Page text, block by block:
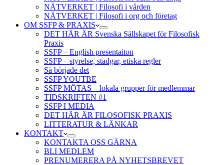
NÄTVERKET | Filosofi i vården
NÄTVERKET | Filosofi i org och företag
OM SSFP & PRAXIS
DET HÄR ÄR Svenska Sällskapet för Filosofisk
Praxis
SSFP – English presentaiton
SSFP – styrelse, stadgar, etiska regler
Så började det
SSFP YOUTBE
SSFP MÖTAS – lokala grupper för medlemmar
TIDSKRIFTEN #1
SSFP I MEDIA
DET HÄR ÄR FILOSOFISK PRAXIS
LITTERATUR & LÄNKAR
KONTAKT
KONTAKTA OSS GÄRNA
BLI MEDLEM
PRENUMERERA PÅ NYHETSBREVET